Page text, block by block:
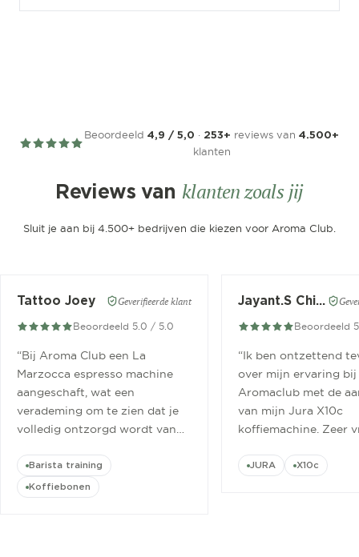
Beoordeeld 4,9 / 5,0 · 253+ reviews van 4.500+
klanten
Reviews van klanten zoals jij
Sluit je aan bij 4.500+ bedrijven die kiezen voor Aroma Club.
Tattoo Joey Geverifieerde klant
Beoordeeld 5.0 / 5.0
“Bij Aroma Club een La
Marzocca espresso machine
aangeschaft, wat een
verademing om te zien dat je
volledig ontzorgd wordt van
cursus.”
Barista training
Koffiebonen
Jayant.S Chitaroe
Beoordeeld
“Ik ben ontzettend
over mijn ervaring bij
Aromaclub met de
van mijn Jura X10c
koffiemachine. Zeer
JURA X10c